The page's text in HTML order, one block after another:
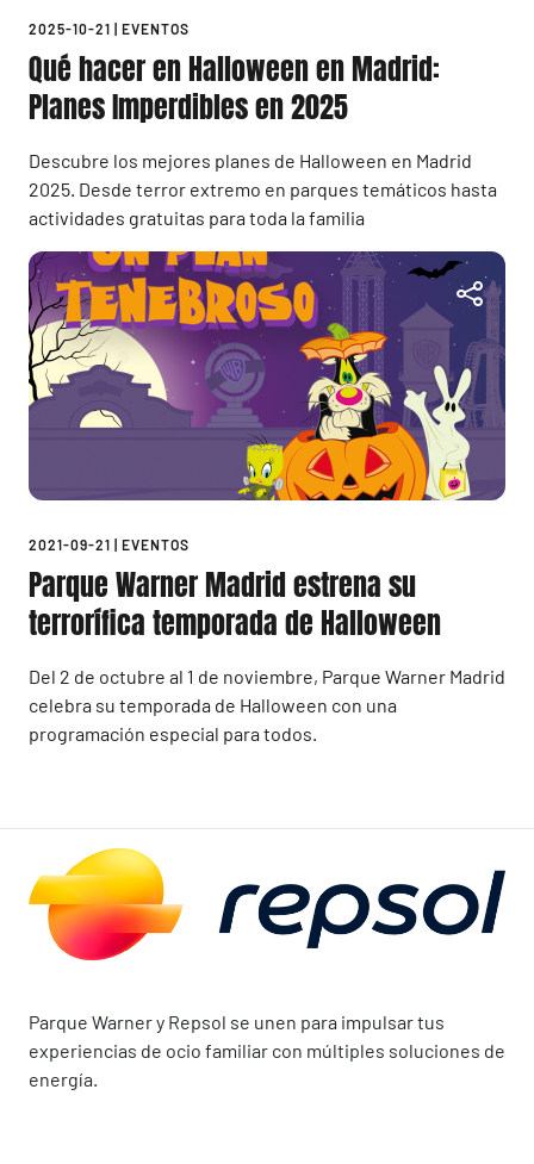
2025-10-21 EVENTOS
Qué hacer en Halloween en Madrid:
Planes Imperdibles en 2025
Descubre los mejores planes de Halloween en Madrid
2025. Desde terror extremo en parques temáticos hasta
actividades gratuitas para toda la familia
2021-09-21 EVENTOS
Parque Warner Madrid estrena su
terrorífica temporada de Halloween
Del 2 de octubre al 1 de noviembre, Parque Warner Madrid
celebra su temporada de Halloween con una
programación especial para todos.
Parque Warner y Repsol se unen para impulsar tus
experiencias de ocio familiar con múltiples soluciones de
energía.